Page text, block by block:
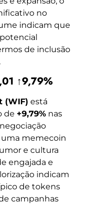
no
indicam que
de inclusão
↑9,79%
(WIF) está
de +9,79% nas
memecoin
e cultura
engajada e
indicam
de tokens
campanhas